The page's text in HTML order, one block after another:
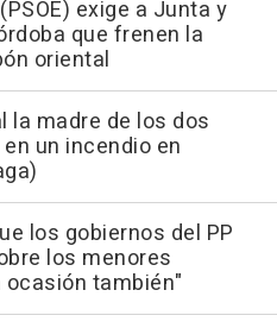
exige a Junta y
que frenen la
oriental
la madre de los dos
un incendio en
los gobiernos del PP
los menores
también"